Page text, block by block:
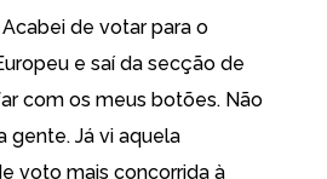
de votar para o
e saí da secção de
com os meus botões. Não
gente. Já vi aquela
voto mais concorrida à